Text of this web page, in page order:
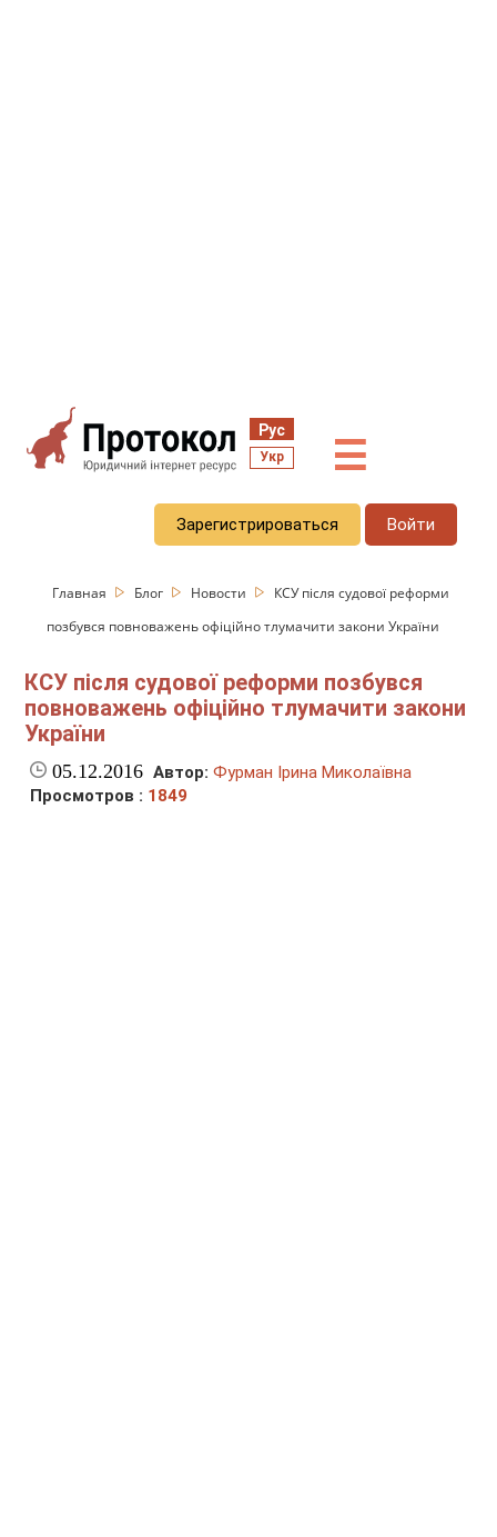
Рус
Укр ☰
Зарегистрироваться Войти
Главная Блог Новости
КСУ після судової реформи
позбувся повноважень офіційно тлумачити закони України
КСУ після судової реформи позбувся
повноважень офіційно тлумачити закони
України
05.12.2016 Автор: Фурман Ірина Миколаївна
Просмотров : 1849